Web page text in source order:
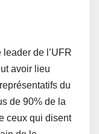
de l’UFR
avoir lieu
du
de 90% de la
ceux qui disent